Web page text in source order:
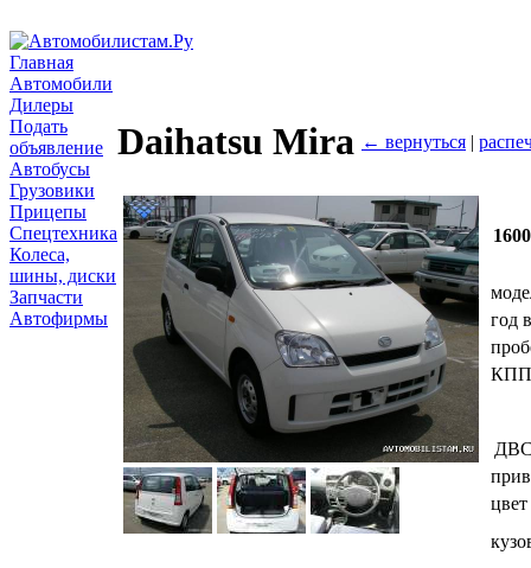
Главная
Автомобили
Дилеры
Подать
объявление
Автобусы
Грузовики
Прицепы
Спецтехника
Колеса,
шины, диски
Запчасти
Автофирмы
Daihatsu Mira ← вернуться |
год
КПП
цвет